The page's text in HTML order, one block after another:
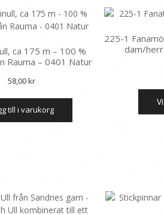
ca 175 m – 100 %
Rauma – 0401 Natur
58,00kr
till i varukorg
225-1
dam/herr